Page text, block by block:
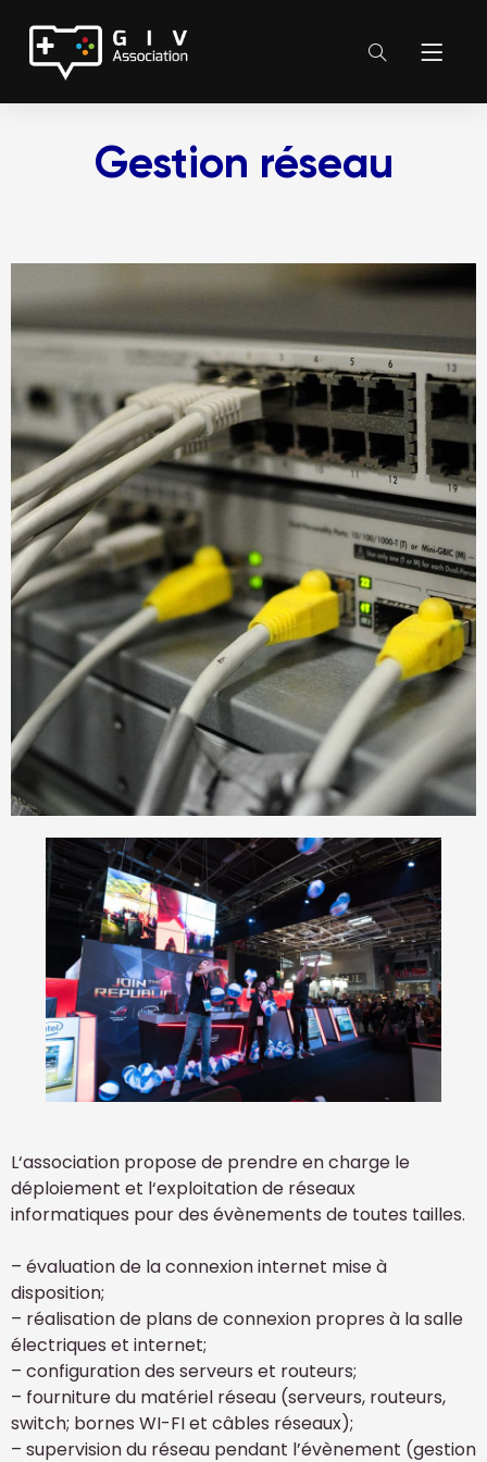
Gestion réseau
L‘association propose de prendre en charge le
déploiement et l‘exploitation de réseaux
informatiques pour des évènements de toutes tailles.
– évaluation de la connexion internet mise à
disposition;
– réalisation de plans de connexion propres à la salle
électriques et internet;
– configuration des serveurs et routeurs;
– fourniture du matériel réseau (serveurs, routeurs,
switch; bornes WI-FI et câbles réseaux);
– supervision du réseau pendant l’évènement (gestion